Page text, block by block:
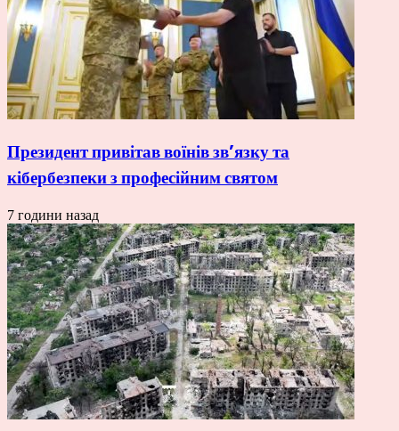
Президент привітав воїнів зв’язку та
кібербезпеки з професійним святом
7 години назад